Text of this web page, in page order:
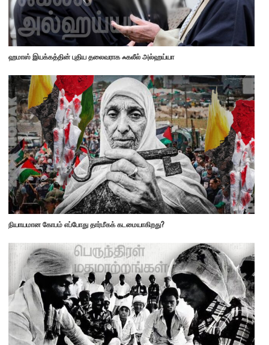
ஹமாஸ் இயக்கத்தின் புதிய தலைவராக ஃகலீல் அல்ஹய்யா
நியாயமான கோபம் எப்போது தார்மீகக் கடமையாகிறது?